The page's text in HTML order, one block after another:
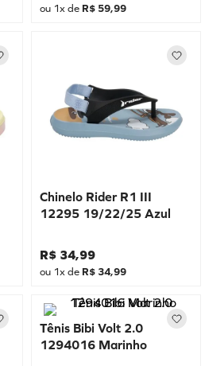
ou 1x de R$ 59,99
Chinelo Rider R1 III
12295 19/22/25 Azul
R$ 34,99
ou 1x de R$ 34,99
Tênis Bibi Volt 2.0
1294016 Marinho